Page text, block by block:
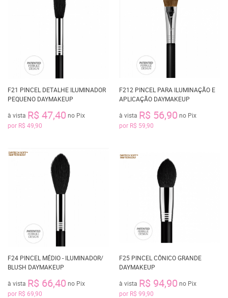
F21 PINCEL DETALHE ILUMINADOR
PEQUENO DAYMAKEUP
à vista R$ 47,40 no Pix
por R$ 49,90
F212 PINCEL PARA ILUMINAÇÃO E
APLICAÇÃO DAYMAKEUP
à vista R$ 56,90 no Pix
por R$ 59,90
F24 PINCEL MÉDIO - ILUMINADOR/
BLUSH DAYMAKEUP
à vista R$ 66,40 no Pix
por R$ 69,90
F25 PINCEL CÔNICO GRANDE
DAYMAKEUP
à vista R$ 94,90 no Pix
por R$ 99,90